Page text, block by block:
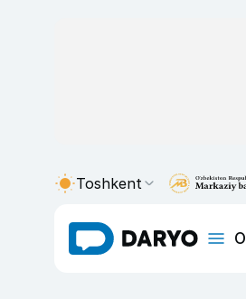
Toshkent